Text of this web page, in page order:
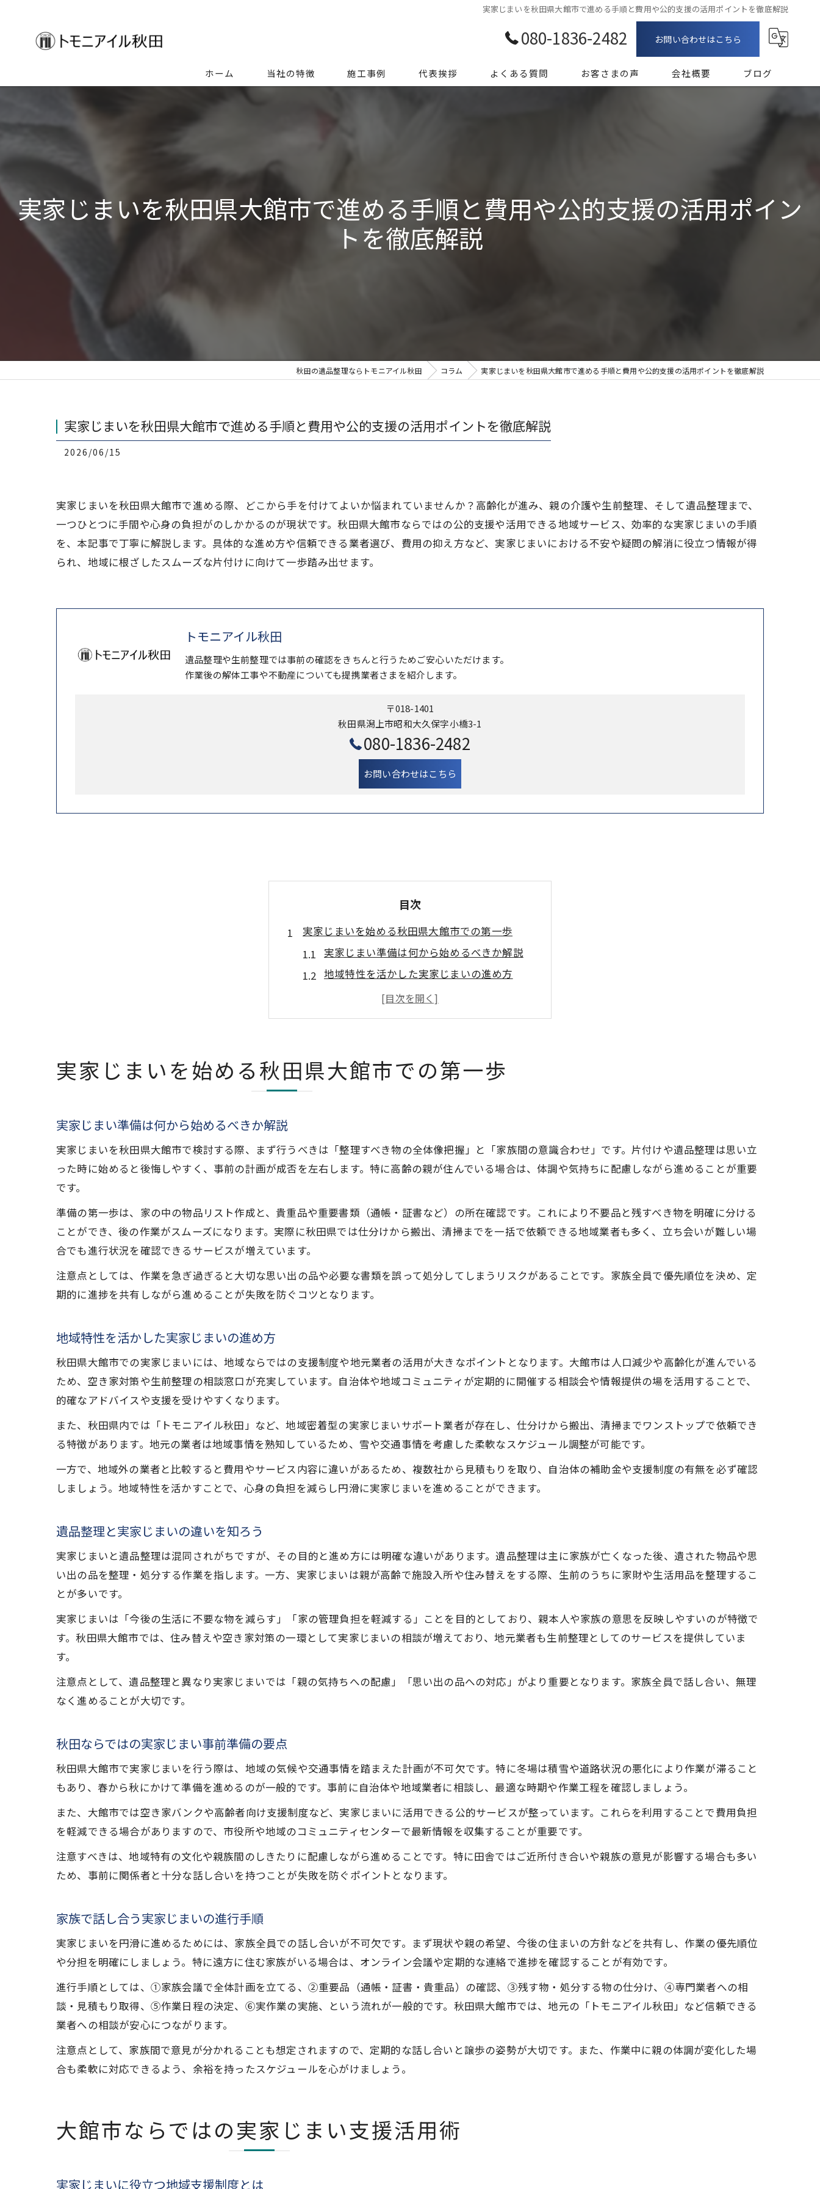
実家じまいを秋田県大館市で進める手順と費用や公的支援の活用ポイントを徹底解説
080-1836-2482 お問い合わせはこちら
ホーム 当社の特徴
ゴミ屋敷
特殊清掃
施工事例 代表挨拶 よくある質問 お客さまの声 会社概要 ブログ
実家じまいを秋田県大館市で進める手順と費用や公的支援の活用ポイン
トを徹底解説
秋田の遺品整理ならトモニアイル秋田 コラム 実家じまいを秋田県大館市で進める手順と費用や公的支援の活用ポイントを徹底解説
実家じまいを秋田県大館市で進める手順と費用や公的支援の活用ポイントを徹底解説
2026/06/15
実家じまいを秋田県大館市で進める際、どこから手を付けてよいか悩まれていませんか？高齢化が進み、親の介護や生前整理、そして遺品整理まで、
一つひとつに手間や心身の負担がのしかかるのが現状です。秋田県大館市ならではの公的支援や活用できる地域サービス、効率的な実家じまいの手順
を、本記事で丁寧に解説します。具体的な進め方や信頼できる業者選び、費用の抑え方など、実家じまいにおける不安や疑問の解消に役立つ情報が得
られ、地域に根ざしたスムーズな片付けに向けて一歩踏み出せます。
トモニアイル秋田
遺品整理や生前整理では事前の確認をきちんと行うためご安心いただけます。
作業後の解体工事や不動産についても提携業者さまを紹介します。
〒018-1401
秋田県潟上市昭和大久保字小橋3-1
080-1836-2482
お問い合わせはこちら
目次
実家じまいを始める秋田県大館市での第一歩
実家じまい準備は何から始めるべきか解説
地域特性を活かした実家じまいの進め方
遺品整理と実家じまいの違いを知ろう
秋田ならではの実家じまい事前準備の要点
大館市ならではの実家じまい支援活用術
実家じまいに役立つ地域支援制度とは
地域サービスと連携した実家じまい実践例
実家じまいで行政窓口を利用するコツ
実家じまいの効率化で負担を減らす方法
費用を抑える実家じまいのポイント
無駄なく進める実家じまいの手順解説
実家じまいの予算を立てる際の注意点
地域サービスを組み合わせた実家じまい
実家じまいの段取りとサポート体制とは
実家じまいの流れと公的支援の活用方法
親の遺品整理や空き家の不安を解消する方法
実家じまい時の遺品整理の進め方ガイド
空き家問題を解決する実家じまいの工夫
実家じまいで後悔しない遺品整理の秘訣
秋田県で安心して実家じまいを進めるポイント
実家じまい時に信頼できる業者の見極め方
公的支援と地域サービスを賢く使う方法
秋田県で実家じまいを成功させる注意点
実家じまいを始める秋田県大館市での第一歩
実家じまい準備は何から始めるべきか解説
実家じまいを秋田県大館市で検討する際、まず行うべきは「整理すべき物の全体像把握」と「家族間の意識合わせ」です。片付けや遺品整理は思い立
った時に始めると後悔しやすく、事前の計画が成否を左右します。特に高齢の親が住んでいる場合は、体調や気持ちに配慮しながら進めることが重要
です。
準備の第一歩は、家の中の物品リスト作成と、貴重品や重要書類（通帳・証書など）の所在確認です。これにより不要品と残すべき物を明確に分ける
ことができ、後の作業がスムーズになります。実際に秋田県では仕分けから搬出、清掃までを一括で依頼できる地域業者も多く、立ち会いが難しい場
合でも進行状況を確認できるサービスが増えています。
注意点としては、作業を急ぎ過ぎると大切な思い出の品や必要な書類を誤って処分してしまうリスクがあることです。家族全員で優先順位を決め、定
期的に進捗を共有しながら進めることが失敗を防ぐコツとなります。
地域特性を活かした実家じまいの進め方
秋田県大館市での実家じまいには、地域ならではの支援制度や地元業者の活用が大きなポイントとなります。大館市は人口減少や高齢化が進んでいる
ため、空き家対策や生前整理の相談窓口が充実しています。自治体や地域コミュニティが定期的に開催する相談会や情報提供の場を活用することで、
的確なアドバイスや支援を受けやすくなります。
また、秋田県内では「トモニアイル秋田」など、地域密着型の実家じまいサポート業者が存在し、仕分けから搬出、清掃までワンストップで依頼でき
る特徴があります。地元の業者は地域事情を熟知しているため、雪や交通事情を考慮した柔軟なスケジュール調整が可能です。
一方で、地域外の業者と比較すると費用やサービス内容に違いがあるため、複数社から見積もりを取り、自治体の補助金や支援制度の有無を必ず確認
しましょう。地域特性を活かすことで、心身の負担を減らし円滑に実家じまいを進めることができます。
遺品整理と実家じまいの違いを知ろう
実家じまいと遺品整理は混同されがちですが、その目的と進め方には明確な違いがあります。遺品整理は主に家族が亡くなった後、遺された物品や思
い出の品を整理・処分する作業を指します。一方、実家じまいは親が高齢で施設入所や住み替えをする際、生前のうちに家財や生活用品を整理するこ
とが多いです。
実家じまいは「今後の生活に不要な物を減らす」「家の管理負担を軽減する」ことを目的としており、親本人や家族の意思を反映しやすいのが特徴で
す。秋田県大館市では、住み替えや空き家対策の一環として実家じまいの相談が増えており、地元業者も生前整理としてのサービスを提供していま
す。
注意点として、遺品整理と異なり実家じまいでは「親の気持ちへの配慮」「思い出の品への対応」がより重要となります。家族全員で話し合い、無理
なく進めることが大切です。
秋田ならではの実家じまい事前準備の要点
秋田県大館市で実家じまいを行う際は、地域の気候や交通事情を踏まえた計画が不可欠です。特に冬場は積雪や道路状況の悪化により作業が滞ること
もあり、春から秋にかけて準備を進めるのが一般的です。事前に自治体や地域業者に相談し、最適な時期や作業工程を確認しましょう。
また、大館市では空き家バンクや高齢者向け支援制度など、実家じまいに活用できる公的サービスが整っています。これらを利用することで費用負担
を軽減できる場合がありますので、市役所や地域のコミュニティセンターで最新情報を収集することが重要です。
注意すべきは、地域特有の文化や親族間のしきたりに配慮しながら進めることです。特に田舎ではご近所付き合いや親族の意見が影響する場合も多い
ため、事前に関係者と十分な話し合いを持つことが失敗を防ぐポイントとなります。
家族で話し合う実家じまいの進行手順
実家じまいを円滑に進めるためには、家族全員での話し合いが不可欠です。まず現状や親の希望、今後の住まいの方針などを共有し、作業の優先順位
や分担を明確にしましょう。特に遠方に住む家族がいる場合は、オンライン会議や定期的な連絡で進捗を確認することが有効です。
進行手順としては、①家族会議で全体計画を立てる、②重要品（通帳・証書・貴重品）の確認、③残す物・処分する物の仕分け、④専門業者への相
談・見積もり取得、⑤作業日程の決定、⑥実作業の実施、という流れが一般的です。秋田県大館市では、地元の「トモニアイル秋田」など信頼できる
業者への相談が安心につながります。
注意点として、家族間で意見が分かれることも想定されますので、定期的な話し合いと譲歩の姿勢が大切です。また、作業中に親の体調が変化した場
合も柔軟に対応できるよう、余裕を持ったスケジュールを心がけましょう。
大館市ならではの実家じまい支援活用術
実家じまいに役立つ地域支援制度とは